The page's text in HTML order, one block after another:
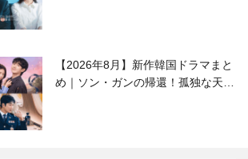
【2026年8月】新作韓国ドラマまと
め｜ソン・ガンの帰還！孤独な天才